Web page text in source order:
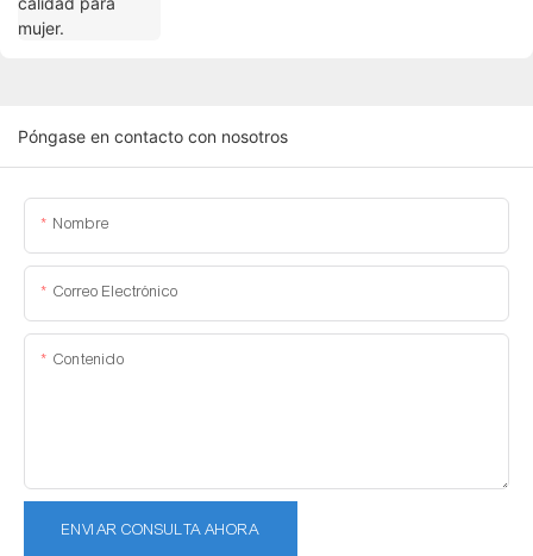
Póngase en contacto con nosotros
Nombre
Correo Electrónico
Contenido
ENVIAR CONSULTA AHORA